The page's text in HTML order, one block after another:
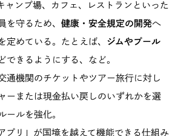
ャンプ場、カフェ、レストランといった
を守るため、 健康・安全規定の開発へ
定めている。たとえば、 ジムやプール
できるようにする、など。
通機関のチケットやツアー旅行に対し
ーまたは現金払い戻しのいずれかを選
ールを強化。
プリ」が国境を越えて機能できる仕組み